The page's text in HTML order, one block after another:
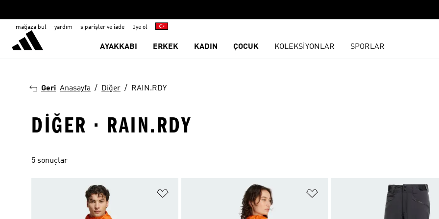
mağaza bul yardım siparişler ve iade üye ol
AYAKKABI ERKEK KADIN ÇOCUK KOLEKSİYONLAR SPORLAR
Geri Anasayfa Diğer RAIN.RDY
DIĞER · RAIN.RDY
5 sonuçlar
Favori Listesine Ekle